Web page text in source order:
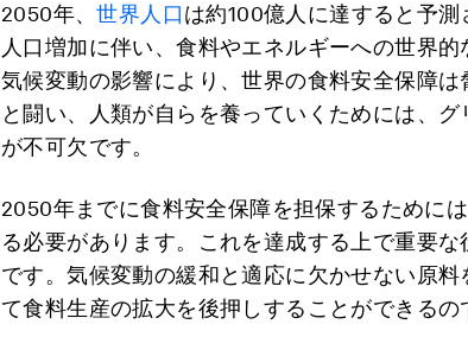
2050年、世界人口は約100億人に達すると予測
人口増加に伴い、食料やエネルギーへの世界的
気候変動の影響により、世界の食料安全保障
と闘い、人類が自らを養っていくためには、
が不可欠です。
2050年までに食料安全保障を担保するために
る必要があります。これを達成する上で重要
です。気候変動の緩和と適応に欠かせない原
て食料生産の拡大を後押しすることができるの